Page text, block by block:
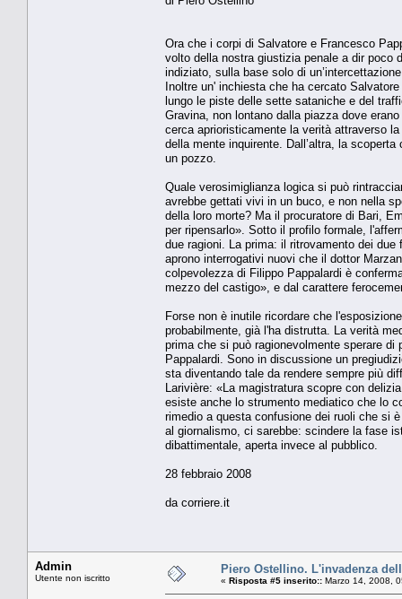
Ora che i corpi di Salvatore e Francesco
volto della nostra giustizia penale a dir poco
indiziato, sulla base solo di
Inoltre un' inchiesta che ha cercato
lungo le piste delle sette sataniche e del
Gravina, non lontano dalla piazza dove
cerca aprioristicamente la verità attraverso
della mente inquirente. Dall’altra, la
un pozzo.
Quale verosimiglianza logica si può
avrebbe gettati vivi in un buco, e non nella
della loro morte? Ma il procuratore di Bari,
per ripensarlo». Sotto il profilo formale,
due ragioni. La prima: il ritrovamento dei
aprono interrogativi nuovi che il dottor
colpevolezza di Filippo Pappalardi è
mezzo del castigo», e dal carattere
Forse non è inutile ricordare che
probabilmente, già l'ha distrutta. La verità
prima che si può ragionevolmente sperare
Pappalardi. Sono in discussione un
sta diventando tale da rendere sempre più
Larivière: «La magistratura scopre con
esiste anche lo strumento mediatico che lo
rimedio a questa confusione dei ruoli che si
al giornalismo, ci sarebbe: scindere la fase
dibattimentale, aperta invece al pubblico.
28 febbraio 2008
da corriere.it
Admin
Utente non iscritto
Piero Ostellino. L'invadenza
« Risposta #5 inserito:: Marzo 14, 2008,